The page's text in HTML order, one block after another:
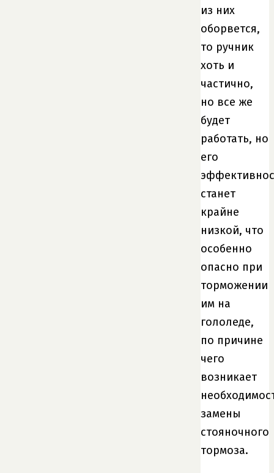
из них
оборвется,
то ручник
хоть и
частично,
но все же
будет
работать, но
его
станет
крайне
низкой, что
особенно
опасно при
торможении
им на
гололеде,
по причине
чего
возникает
замены
стояночного
тормоза.